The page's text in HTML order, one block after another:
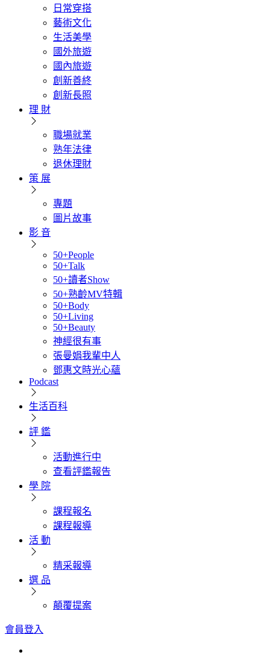
日常穿搭
藝術文化
生活美學
國外旅遊
國內旅遊
創新善終
創新長照
理 財
職場就業
熟年法律
退休理財
策 展
專題
圖片故事
影 音
50+People
50+Talk
50+讀者Show
50+熟齡MV特輯
50+Body
50+Living
50+Beauty
神經很有事
張曼娟我輩中人
鄧惠文時光心蘊
Podcast
生活百科
評 鑑
活動進行中
查看評鑑報告
學 院
課程報名
課程報導
活 動
精采報導
選 品
顛覆提案
會員登入